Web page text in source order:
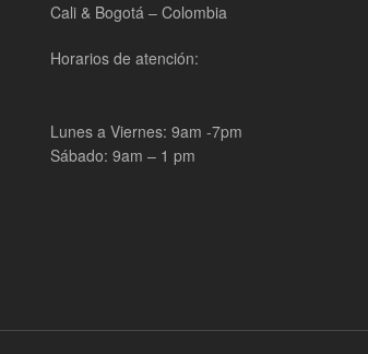
Cali & Bogotá – Colombia
Horarios de atención:
Lunes a Viernes: 9am -7pm
Sábado: 9am – 1 pm